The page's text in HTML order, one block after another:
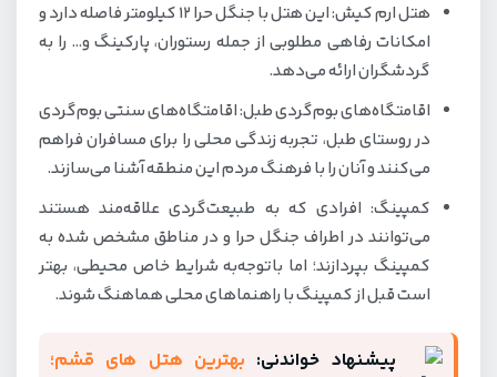
هتل ارم کیش: این هتل با جنگل حرا ۱۲ کیلومتر فاصله دارد و
امکانات رفاهی مطلوبی از جمله رستوران، پارکینگ و… را به
گردشگران ارائه می‌دهد.
اقامتگاه‌های بوم‌گردی طبل: اقامتگاه‌های سنتی بوم‌گردی
در روستای طبل، تجربه زندگی محلی را برای مسافران فراهم
می‌کنند و آنان را با فرهنگ مردم این منطقه آشنا می‌سازند.
کمپینگ: افرادی که به طبیعت‌گردی علاقه‌مند هستند
می‌توانند در اطراف جنگل حرا و در مناطق مشخص شده به
کمپینگ بپردازند؛ اما باتوجه‌به شرایط خاص محیطی، بهتر
است قبل از کمپینگ با راهنماهای محلی هماهنگ شوند.
پیشنهاد خواندنی: بهترین هتل های قشم؛